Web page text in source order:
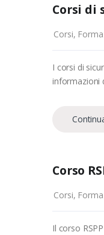
Corsi di
Corsi,
I corsi di
informazioni
Corso
Corsi,
Il corso